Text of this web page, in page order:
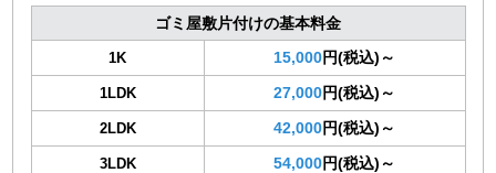
ゴミ屋敷片付けの基本料金
1K 15,000円(税込)～
1LDK 27,000円(税込)～
2LDK 42,000円(税込)～
3LDK 54,000円(税込)～